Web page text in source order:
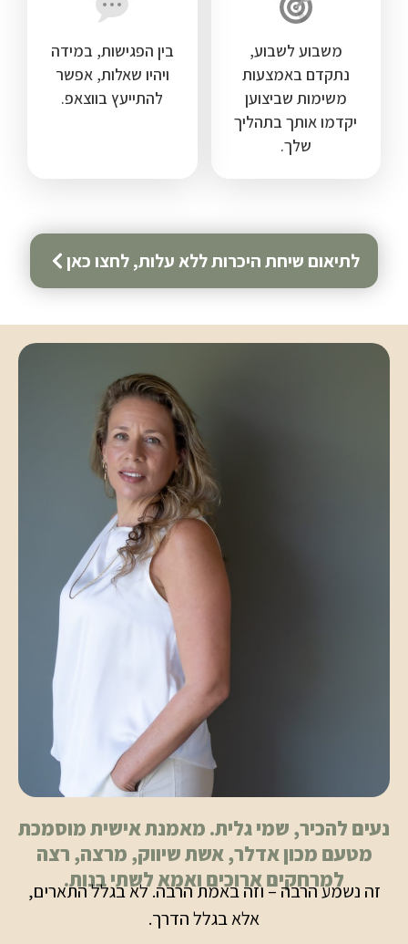
משבוע לשבוע,
נתקדם באמצעות
משימות שביצוען
יקדמו אותך בתהליך
שלך.
בין הפגישות, במידה
ויהיו שאלות, אפשר
להתייעץ בווצאפ.
לתיאום שיחת היכרות ללא עלות, לחצו כאן
נעים להכיר, שמי גלית. מאמנת אישית מוסמכת
מטעם מכון אדלר, אשת שיווק, מרצה, רצה
למרחקים ארוכים ואמא לשתי בנות.
זה נשמע הרבה – וזה באמת הרבה. לא בגלל התארים,
אלא בגלל הדרך.